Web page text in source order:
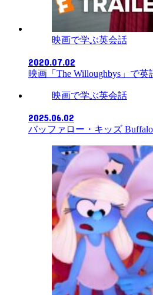
映画で学ぶ英会話
2020.07.02
映画「The Willoughbys」で英
映画で学ぶ英会話
2025.06.02
バッファロー・キッズ